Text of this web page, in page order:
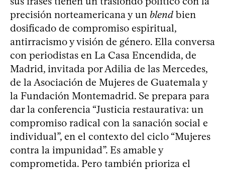
precisión norteamericana y un blend bien
dosificado de compromiso espiritual,
antirracismo y visión de género. Ella conversa
con periodistas en La Casa Encendida, de
Madrid, invitada por Adilia de las Mercedes,
de la Asociación de Mujeres de Guatemala y
la Fundación Montemadrid. Se prepara para
dar la conferencia “Justicia restaurativa: un
compromiso radical con la sanación social e
individual”, en el contexto del ciclo “Mujeres
contra la impunidad”. Es amable y
comprometida. Pero también prioriza el